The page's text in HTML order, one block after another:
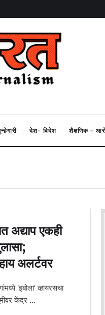
देश- विदेश शैक्षणिक –
एकही
अलर्टवर
'इबोला' व्हायरसचा
केंद्र …